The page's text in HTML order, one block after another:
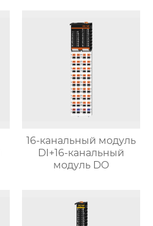
16-канальный модуль
DI+16-канальный
модуль DO